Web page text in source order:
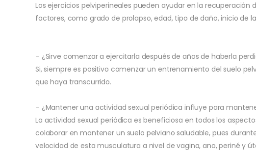
Los ejercicios pelviperineales pueden ayudar en la
factores, como grado de prolapso, edad, tipo de daño, inicio de
– ¿Sirve comenzar a ejercitarla después de años de haberla
Si, siempre es positivo comenzar un entrenamiento del suelo
que haya transcurrido.
– ¿Mantener una actividad sexual periódica influye para
La actividad sexual periódica es beneficiosa en todos los
colaborar en mantener un suelo pelviano saludable, pues
velocidad de esta musculatura a nivel de vagina, ano, periné y